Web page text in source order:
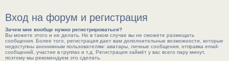
Вход на форум и регистрация
Зачем мне вообще нужно регистрироваться?
Вы можете этого и не делать. Но в таком случае вы не сможете размещать
сообщения. Более того, регистрация дает вам дополнительные возможности, которые
недоступны анонимным пользователям: аватары, личные сообщения, отправка email-
сообщений, участие в группах и т.д. Регистрация займёт у вас всего пару минут,
поэтому мы рекомендуем это сделать.